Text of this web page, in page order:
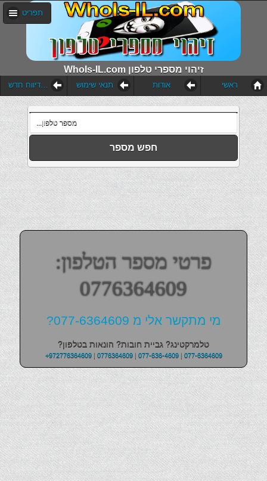
WhoIs-IL.com זיהוי מספרי טלפון
תפריט
הוסף דיווח חדש תנאי שימוש אודות ראשי
חפש מספר
פרטי מספר הטלפון:
0776364609
מי מתקשר אלי מ 077-6364609?
טלמרקטינג? גביית חובות? הונאות בטלפון?
+972776364609| 0776364609| 077-636-4609| 077-6364609